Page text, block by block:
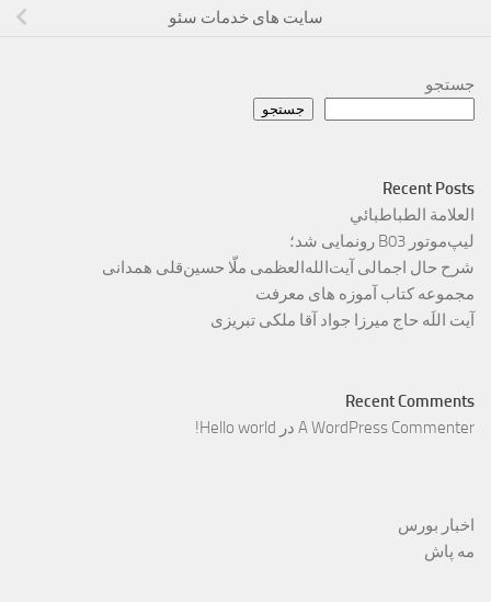
سایت های خدمات سئو
جستجو
جستجو
Recent Posts
العلامة الطباطبائي
لیپ‌موتور B03 رونمایی شد؛
شرح حال اجمالی آیت‌الله‌العظمی ملّا حسین‌قلی همدانی
مجموعه کتاب آموزه های معرفت
آیت اللَه حاج میرزا جواد آقا ملکی تبریزی
Recent Comments
A WordPress Commenter در Hello world!
اخبار بورس
مه پاش